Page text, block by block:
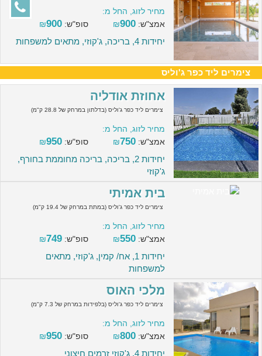
מחיר לזוג, החל מ:
אמצ"ש:
₪900 סופ"ש: ₪900
יחידות 4, בריכה, ג'קוזי, מתאים למשפחות
צימרים ליד כפר ג'וליס
אחוזת אודליה
צימרים ליד כפר ג'וליס (בדלתון במרחק של 28.8 ק"מ)
מחיר לזוג, החל מ:
אמצ"ש:
₪750 סופ"ש: ₪950
יחידות 2, בריכה, בריכה מחוממת בחורף,
ג'קוזי
בית אמיתי
צימרים ליד כפר ג'וליס (במתת במרחק של 19.4 ק"מ)
מחיר לזוג, החל מ:
אמצ"ש:
₪550 סופ"ש: ₪749
יחידות 1, אח/ קמין, ג'קוזי, מתאים
למשפחות
מלכי האוס
צימרים ליד כפר ג'וליס (בלפידות במרחק של 7.3 ק"מ)
מחיר לזוג, החל מ:
אמצ"ש:
₪800 סופ"ש: ₪950
יחידות 4, ג'קוזי זרמים חיצוני